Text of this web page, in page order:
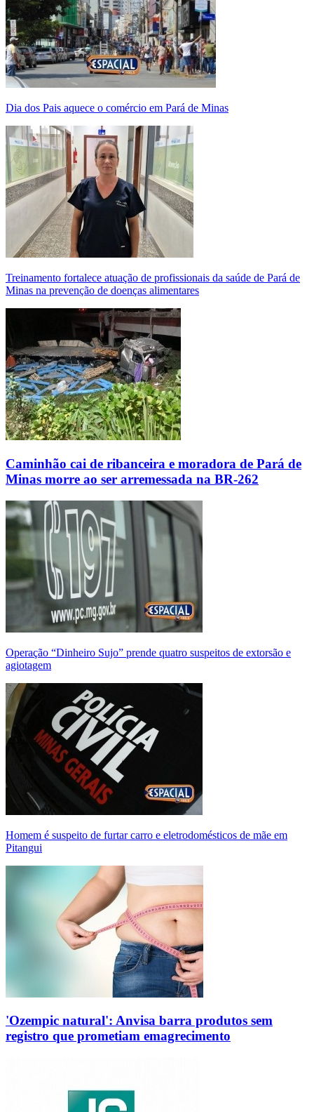
Dia dos Pais aquece o comércio em Pará de Minas
Treinamento fortalece atuação de profissionais da saúde de Pará de
Minas na prevenção de doenças alimentares
Caminhão cai de ribanceira e moradora de Pará de
Minas morre ao ser arremessada na BR-262
Operação “Dinheiro Sujo” prende quatro suspeitos de extorsão e
agiotagem
Homem é suspeito de furtar carro e eletrodomésticos de mãe em
Pitangui
'Ozempic natural': Anvisa barra produtos sem
registro que prometiam emagrecimento